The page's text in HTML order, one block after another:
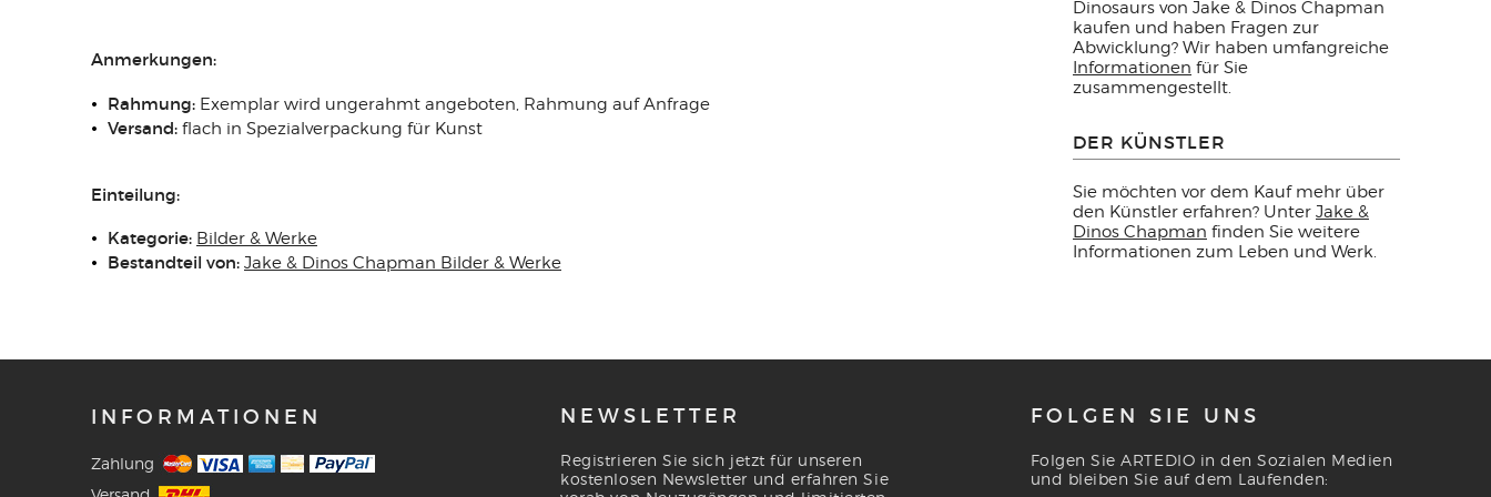
Dinosaurs von Jake & Dinos Chapman
kaufen und haben Fragen zur
Abwicklung? Wir haben umfangreiche
Informationen für Sie
zusammengestellt.
DER KÜNSTLER
Sie möchten vor dem Kauf mehr über
den Künstler erfahren? Unter Jake &
Dinos Chapman finden Sie weitere
Informationen zum Leben und Werk.
Anmerkungen:
Rahmung: Exemplar wird ungerahmt angeboten, Rahmung auf Anfrage
Versand: flach in Spezialverpackung für Kunst
Einteilung:
Kategorie: Bilder & Werke
Bestandteil von: Jake & Dinos Chapman Bilder & Werke
INFORMATIONEN
Zahlung
NEWSLETTER
Registrieren Sie sich jetzt für unseren
kostenlosen Newsletter und erfahren Sie
FOLGEN SIE UNS
Folgen Sie ARTEDIO in den Sozialen Medien
und bleiben Sie auf dem Laufenden: